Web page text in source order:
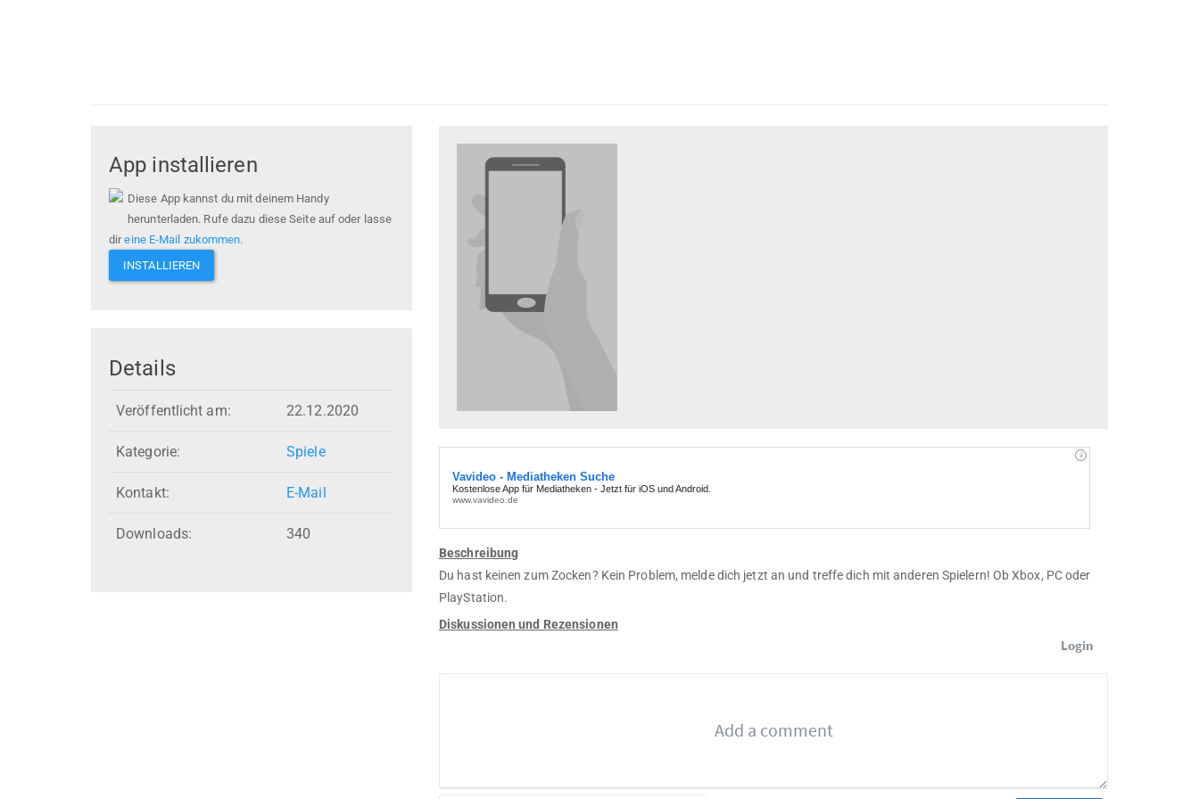
App installieren
Diese App kannst du mit deinem Handy
herunterladen. Rufe dazu diese Seite auf oder lasse
direine E-Mail zukommen.
INSTALLIEREN
Details
Veröffentlicht am: 22.12.2020
Kategorie: Spiele
Kontakt: E-Mail
Downloads: 340
Beschreibung
Du hast keinen zum Zocken? Kein Problem, melde dich jetzt an und treffe dich mit anderen Spielern! Ob Xbox, PC oder
PlayStation.
Diskussionen und Rezensionen
Login